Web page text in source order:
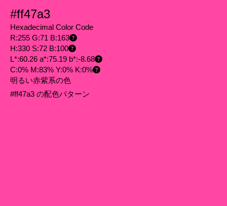
#ff47a3
Hexadecimal Color Code
R:255 G:71 B:163
H:330 S:72 B:100
L*:60.26 a*:75.19 b*:-8.68
C:0% M:83% Y:0% K:0%
明るい赤紫系の色
#ff47a3 の配色パターン